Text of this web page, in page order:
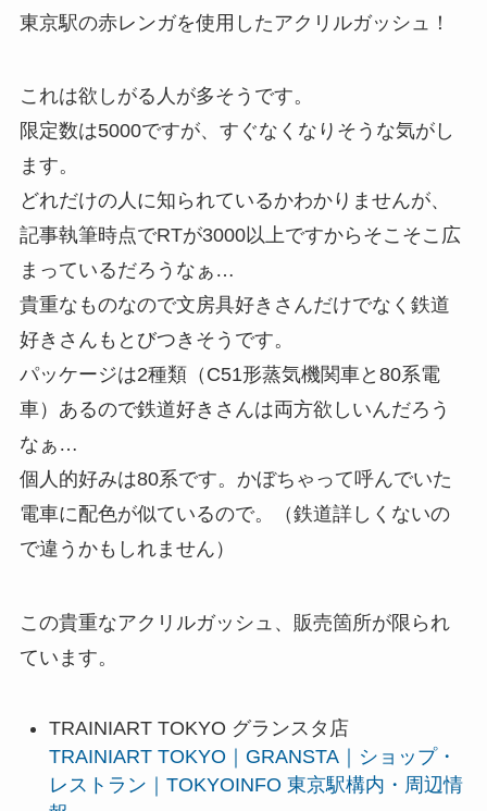
東京駅の赤レンガを使用したアクリルガッシュ！
これは欲しがる人が多そうです。
限定数は5000ですが、すぐなくなりそうな気がし
ます。
どれだけの人に知られているかわかりませんが、
記事執筆時点でRTが3000以上ですからそこそこ広
まっているだろうなぁ…
貴重なものなので文房具好きさんだけでなく鉄道
好きさんもとびつきそうです。
パッケージは2種類（C51形蒸気機関車と80系電
車）あるので鉄道好きさんは両方欲しいんだろう
なぁ…
個人的好みは80系です。かぼちゃって呼んでいた
電車に配色が似ているので。（鉄道詳しくないの
で違うかもしれません）
この貴重なアクリルガッシュ、販売箇所が限られ
ています。
TRAINIART TOKYO グランスタ店
TRAINIART TOKYO｜GRANSTA｜ショップ・
レストラン｜TOKYOINFO 東京駅構内・周辺情